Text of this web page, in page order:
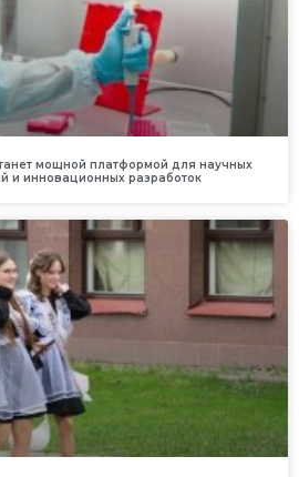
мощной платформой для научных
и инновационных разработок